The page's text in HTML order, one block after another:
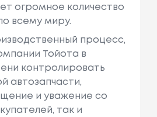
огромное количество
всему миру.
процесс,
Тойота в
контролировать
автозапчасти,
и уважение со
так и